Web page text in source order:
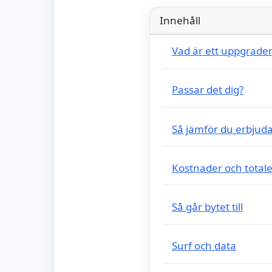
Innehåll
Vad är ett
Passar det dig?
Så jämför du
Kostnader och
Så går bytet till
Surf och data